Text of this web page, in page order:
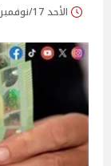
الأحد 17/نوفمبر/2024 - 09:41 ص